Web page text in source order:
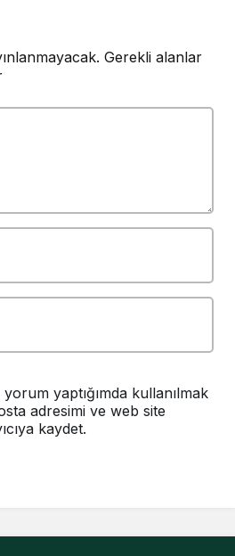
Gerekli alanlar
yaptığımda kullanılmak
adresimi ve web site
kaydet.